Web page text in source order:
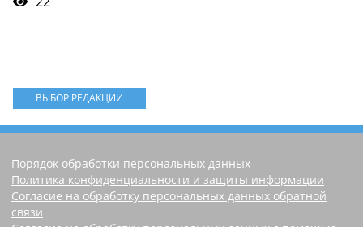
ВЫБОР РЕДАКЦИИ
Порядок обработки персональных данных
Политика конфиденциальности и защиты информации
Согласие на обработку персональных данных обратной
связи